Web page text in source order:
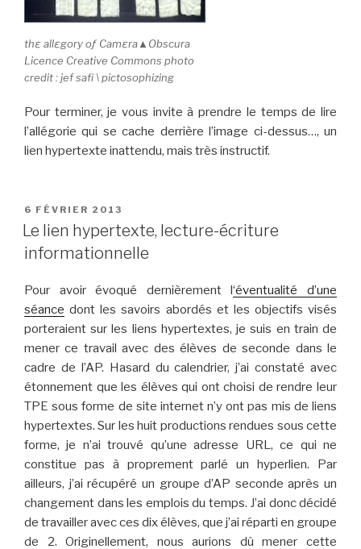
thε allεgory oƒ Camεra▲Obscura
Licence Creative Commons photo
credit : jef safi \ pictosophizing
Pour terminer, je vous invite à prendre le temps de lire
l’allégorie qui se cache derrière l’image ci-dessus…, un
lien hypertexte inattendu, mais très instructif.
PUBLIÉ
LE
6 FÉVRIER 2013
Le lien hypertexte, lecture-écriture
informationnelle
Pour avoir évoqué dernièrement l‘éventualité d’une
séance dont les savoirs abordés et les objectifs visés
porteraient sur les liens hypertextes, je suis en train de
mener ce travail avec des élèves de seconde dans le
cadre de l’AP. Hasard du calendrier, j’ai constaté avec
étonnement que les élèves qui ont choisi de rendre leur
TPE sous forme de site internet n’y ont pas mis de liens
hypertextes. Sur les huit productions rendues sous cette
forme, je n’ai trouvé qu’une adresse URL, ce qui ne
constitue pas à proprement parlé un hyperlien. Par
ailleurs, j’ai récupéré un groupe d’AP seconde après un
changement dans les emplois du temps. J’ai donc décidé
de travailler avec ces dix élèves, que j’ai réparti en groupe
de 2. Originellement, nous aurions dû mener cette